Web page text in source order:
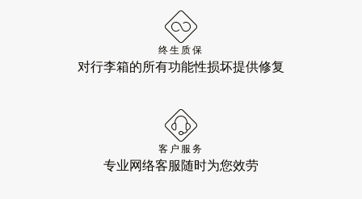
终生质保
对行李箱的所有功能性损坏提供修复
客户服务
专业网络客服随时为您效劳